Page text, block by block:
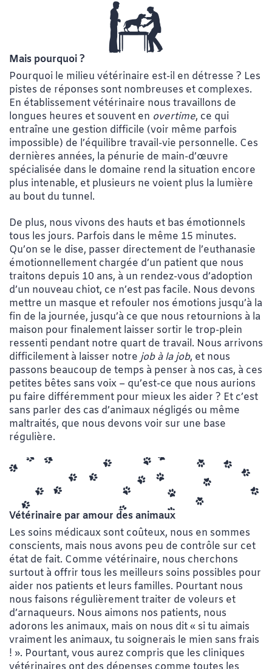
Mais pourquoi ?
Pourquoi le milieu vétérinaire est-il en détresse ? Les
pistes de réponses sont nombreuses et complexes.
En établissement vétérinaire nous travaillons de
longues heures et souvent en overtime, ce qui
entraîne une gestion difficile (voir même parfois
impossible) de l’équilibre travail-vie personnelle. Ces
dernières années, la pénurie de main-d’œuvre
spécialisée dans le domaine rend la situation encore
plus intenable, et plusieurs ne voient plus la lumière
au bout du tunnel.
De plus, nous vivons des hauts et bas émotionnels
tous les jours. Parfois dans le même 15 minutes.
Qu’on se le dise, passer directement de l’euthanasie
émotionnellement chargée d’un patient que nous
traitons depuis 10 ans, à un rendez-vous d’adoption
d’un nouveau chiot, ce n’est pas facile. Nous devons
mettre un masque et refouler nos émotions jusqu’à la
fin de la journée, jusqu’à ce que nous retournions à la
maison pour finalement laisser sortir le trop-plein
ressenti pendant notre quart de travail. Nous arrivons
difficilement à laisser notre job à la job, et nous
passons beaucoup de temps à penser à nos cas, à ces
petites bêtes sans voix – qu’est-ce que nous aurions
pu faire différemment pour mieux les aider ? Et c’est
sans parler des cas d’animaux négligés ou même
maltraités, que nous devons voir sur une base
régulière.
Vétérinaire par amour des animaux
Les soins médicaux sont coûteux, nous en sommes
conscients, mais nous avons peu de contrôle sur cet
état de fait. Comme vétérinaire, nous cherchons
surtout à offrir tous les meilleurs soins possibles pour
aider nos patients et leurs familles. Pourtant nous
nous faisons régulièrement traiter de voleurs et
d’arnaqueurs. Nous aimons nos patients, nous
adorons les animaux, mais on nous dit « si tu aimais
vraiment les animaux, tu soignerais le mien sans frais
! ». Pourtant, vous aurez compris que les cliniques